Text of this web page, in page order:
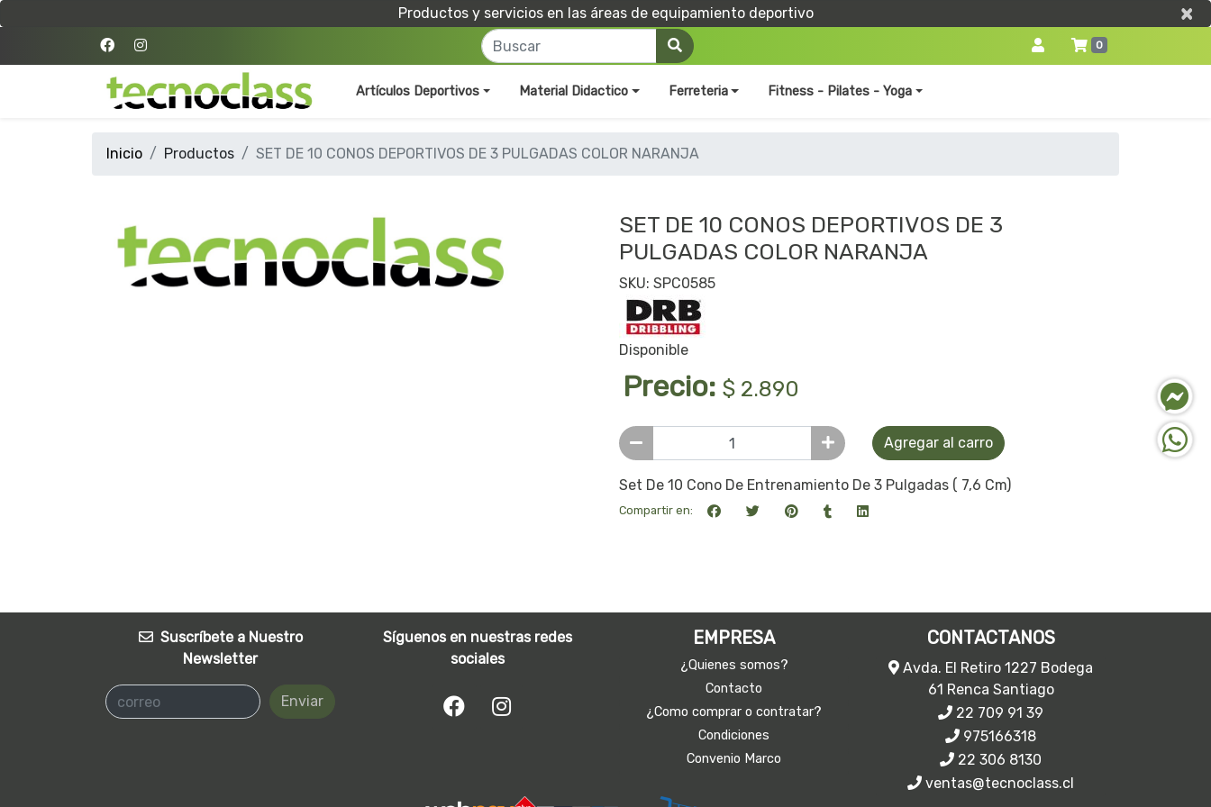
Productos y servicios en las áreas de equipamiento deportivo ×
×
0
Artículos Deportivos Material Didactico Ferreteria Fitness - Pilates - Yoga
Inicio Productos SET DE 10 CONOS DEPORTIVOS DE 3 PULGADAS COLOR NARANJA
SET DE 10 CONOS DEPORTIVOS DE 3
PULGADAS COLOR NARANJA
SKU: SPC0585
Disponible
Precio: $ 2.890
Agregar al carro
Set De 10 Cono De Entrenamiento De 3 Pulgadas ( 7,6 Cm)
Compartir en:
Suscríbete a Nuestro
Newsletter
Enviar
Síguenos en nuestras redes
sociales
EMPRESA
¿Quienes somos?
Contacto
¿Como comprar o contratar?
Condiciones
Convenio Marco
CONTACTANOS
Avda. El Retiro 1227 Bodega
61 Renca Santiago
22 709 91 39
975166318
22 306 8130
ventas@tecnoclass.cl